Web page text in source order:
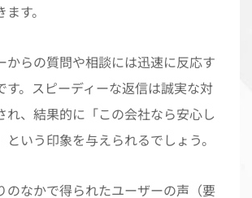
す。
からの質問や相談には迅速に反応す
す。スピーディーな返信は誠実な対
れ、結果的に「この会社なら安心し
いう印象を与えられるでしょう。
のなかで得られたユーザーの声（要